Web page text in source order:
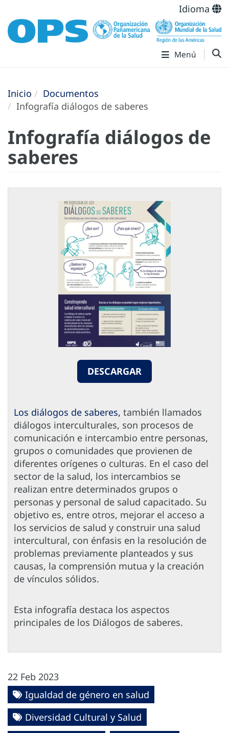
Idioma
Menú
Inicio
Documentos
Infografía diálogos de saberes
Infografía diálogos de
saberes
DESCARGAR
Los diálogos de saberes, también llamados
diálogos interculturales, son procesos de
comunicación e intercambio entre personas,
grupos o comunidades que provienen de
diferentes orígenes o culturas. En el caso del
sector de la salud, los intercambios se
realizan entre determinados grupos o
personas y personal de salud capacitado. Su
objetivo es, entre otros, mejorar el acceso a
los servicios de salud y construir una salud
intercultural, con énfasis en la resolución de
problemas previamente planteados y sus
causas, la comprensión mutua y la creación
de vínculos sólidos.
Esta infografía destaca los aspectos
principales de los Diálogos de saberes.
22 Feb 2023
Igualdad de género en salud
Diversidad Cultural y Salud